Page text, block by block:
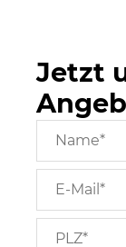
Jetzt